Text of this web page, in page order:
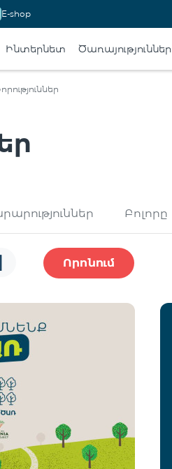
E-shop
Ինտերնետ Ծառայություններ
Բոլորը
Որոնում